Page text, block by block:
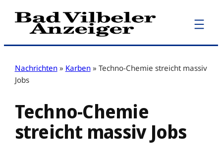
Zum
Inhalt
Nachrichten » Karben » Techno-Chemie streicht massiv
Jobs
Techno-Chemie
streicht massiv Jobs